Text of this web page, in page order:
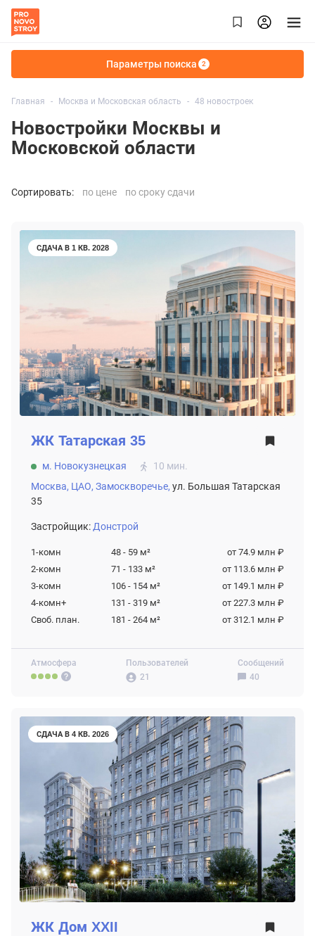
Параметры поиска 2
Главная Москва и Московская область 48 новостроек
Новостройки Москвы и
Московской области
Сортировать: по цене по сроку сдачи
СДАЧА В 1 КВ. 2028
Атмосфера
Пользователей
21
Сообщений
40
ЖК Татарская 35
м. Новокузнецкая
10 мин.
Москва, ЦАО, Замоскворечье, ул. Большая Татарская
35
Застройщик: Донстрой
1-комн 48 - 59 м²
от 74.9 млн ₽
2-комн
71 - 133 м²
от 113.6 млн ₽
3-комн
106 - 154 м²
от 149.1 млн ₽
4-комн+
131 - 319 м²
от 227.3 млн ₽
Своб. план.
181 - 264 м² от 312.1 млн ₽
СДАЧА В 4 КВ. 2026
ЖК Дом XXII